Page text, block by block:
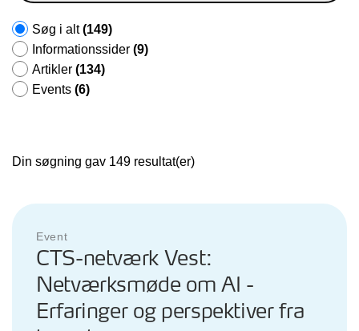
Søg i alt(149)
Informationssider (9)
Artikler (134)
Events (6)
Din søgning gav 149 resultat(er)
Event
CTS-netværk Vest:
Netværksmøde om AI -
Erfaringer og perspektiver fra